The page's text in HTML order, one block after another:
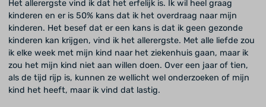
Het allerergste vind ik dat het erfelijk is. Ik wil heel graag
kinderen en er is 50% kans dat ik het overdraag naar mijn
kinderen. Het besef dat er een kans is dat ik geen gezonde
kinderen kan krijgen, vind ik het allerergste. Met alle liefde zou
ik elke week met mijn kind naar het ziekenhuis gaan, maar ik
zou het mijn kind niet aan willen doen. Over een jaar of tien,
als de tijd rijp is, kunnen ze wellicht wel onderzoeken of mijn
kind het heeft, maar ik vind dat lastig.